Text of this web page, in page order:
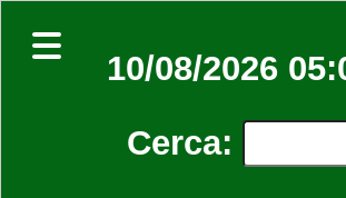
10/08/2026
Cerca: